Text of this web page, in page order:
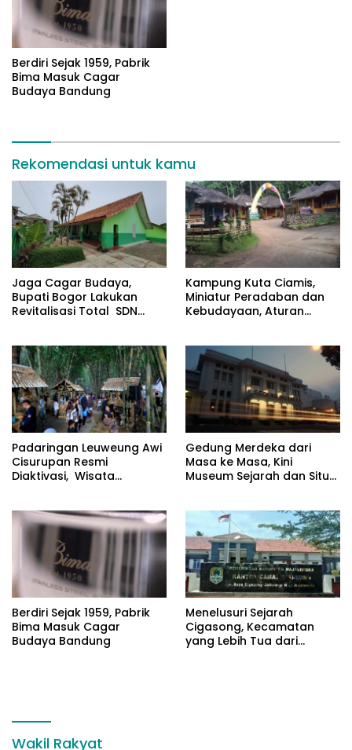
Berdiri Sejak 1959, Pabrik
Bima Masuk Cagar
Budaya Bandung
Rekomendasi untuk kamu
Jaga Cagar Budaya,
Bupati Bogor Lakukan
Revitalisasi Total SDN
Kampung Kuta Ciamis,
Miniatur Peradaban dan
Kebudayaan, Aturan
Padaringan Leuweung Awi
Cisurupan Resmi
Diaktivasi, Wisata
Gedung Merdeka dari
Masa ke Masa, Kini
Museum Sejarah dan Situs
Berdiri Sejak 1959, Pabrik
Bima Masuk Cagar
Budaya Bandung
Menelusuri Sejarah
Cigasong, Kecamatan
yang Lebih Tua dari
Wakil Rakyat